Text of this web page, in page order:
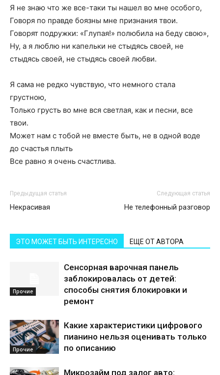
Я не знаю что же все-таки ты нашел во мне особого,
Говоря по правде боязны мне признания твои.
Говорят подружки: «Глупая!» полюбила на беду свою»,
Ну, а я люблю ни капельки не стыдясь своей, не
стыдясь своей, не стыдясь своей любви.
Я сама не редко чувствую, что немного стала
грустною,
Только грусть во мне вся светлая, как и песни, все
твои.
Может нам с тобой не вместе быть, не в одной воде
до счастья плыть
Все равно я очень счастлива.
Предыдущая статья
Некрасивая
Следующая статья
Не телефонный разговор
ЭТО МОЖЕТ БЫТЬ ИНТЕРЕСНО ЕЩЕ ОТ АВТОРА
Прочие
Сенсорная варочная панель
заблокировалась от детей:
способы снятия блокировки и
ремонт
Прочие
Какие характеристики цифрового
пианино нельзя оценивать только
по описанию
Микрозайм под залог авто: